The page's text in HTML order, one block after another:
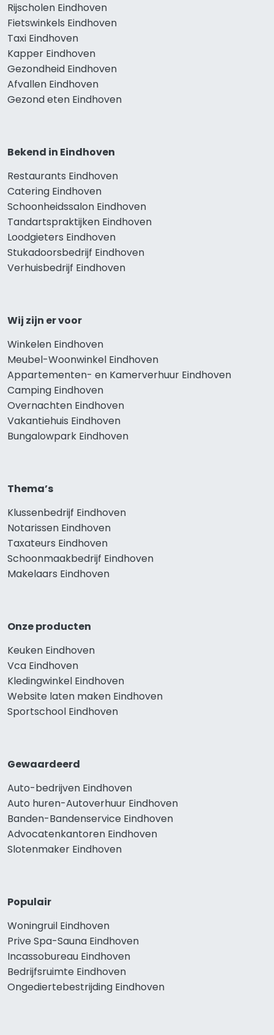
Rijscholen Eindhoven
Fietswinkels Eindhoven
Taxi Eindhoven
Kapper Eindhoven
Gezondheid Eindhoven
Afvallen Eindhoven
Gezond eten Eindhoven
Bekend in Eindhoven
Restaurants Eindhoven
Catering Eindhoven
Schoonheidssalon Eindhoven
Tandartspraktijken Eindhoven
Loodgieters Eindhoven
Stukadoorsbedrijf Eindhoven
Verhuisbedrijf Eindhoven
Wij zijn er voor
Winkelen Eindhoven
Meubel-Woonwinkel Eindhoven
Appartementen- en Kamerverhuur Eindhoven
Camping Eindhoven
Overnachten Eindhoven
Vakantiehuis Eindhoven
Bungalowpark Eindhoven
Thema’s
Klussenbedrijf Eindhoven
Notarissen Eindhoven
Taxateurs Eindhoven
Schoonmaakbedrijf Eindhoven
Makelaars Eindhoven
Onze producten
Keuken Eindhoven
Vca Eindhoven
Kledingwinkel Eindhoven
Website laten maken Eindhoven
Sportschool Eindhoven
Gewaardeerd
Auto-bedrijven Eindhoven
Auto huren-Autoverhuur Eindhoven
Banden-Bandenservice Eindhoven
Advocatenkantoren Eindhoven
Slotenmaker Eindhoven
Populair
Woningruil Eindhoven
Prive Spa-Sauna Eindhoven
Incassobureau Eindhoven
Bedrijfsruimte Eindhoven
Ongediertebestrijding Eindhoven